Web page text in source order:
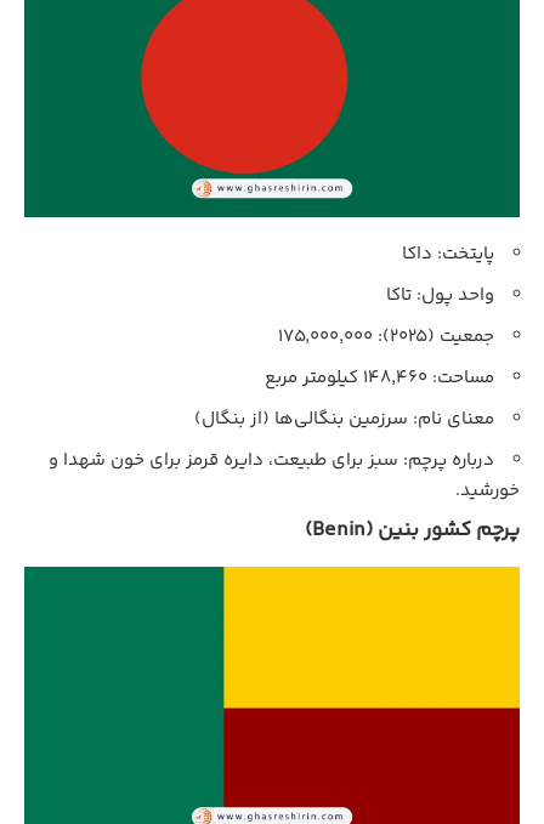
پایتخت: داکا
واحد پول: تاکا
جمعیت (۲۰۲۵): ۱۷۵,۰۰۰,۰۰۰
مساحت: ۱۴۸,۴۶۰ کیلومتر مربع
معنای نام: سرزمین بنگالی‌ها (از بنگال)
درباره پرچم: سبز برای طبیعت، دایره قرمز برای خون شهدا و
خورشید.
پرچم کشور بنین (Benin)